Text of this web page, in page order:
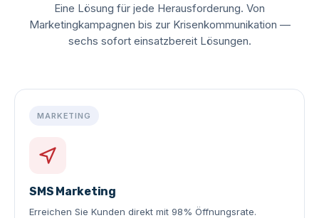
Eine Lösung für jede Herausforderung. Von
Marketingkampagnen bis zur Krisenkommunikation —
sechs sofort einsatzbereit Lösungen.
MARKETING
SMS Marketing
Erreichen Sie Kunden direkt mit 98% Öffnungsrate.